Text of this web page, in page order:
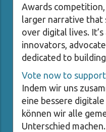
Awards
larger narrative that
over digital lives.
innovators,
dedicated to
Vote now to
Indem wir uns
eine bessere
können wir alle
Unterschied machen.